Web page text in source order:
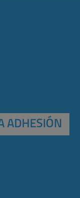
ADHESIÓN